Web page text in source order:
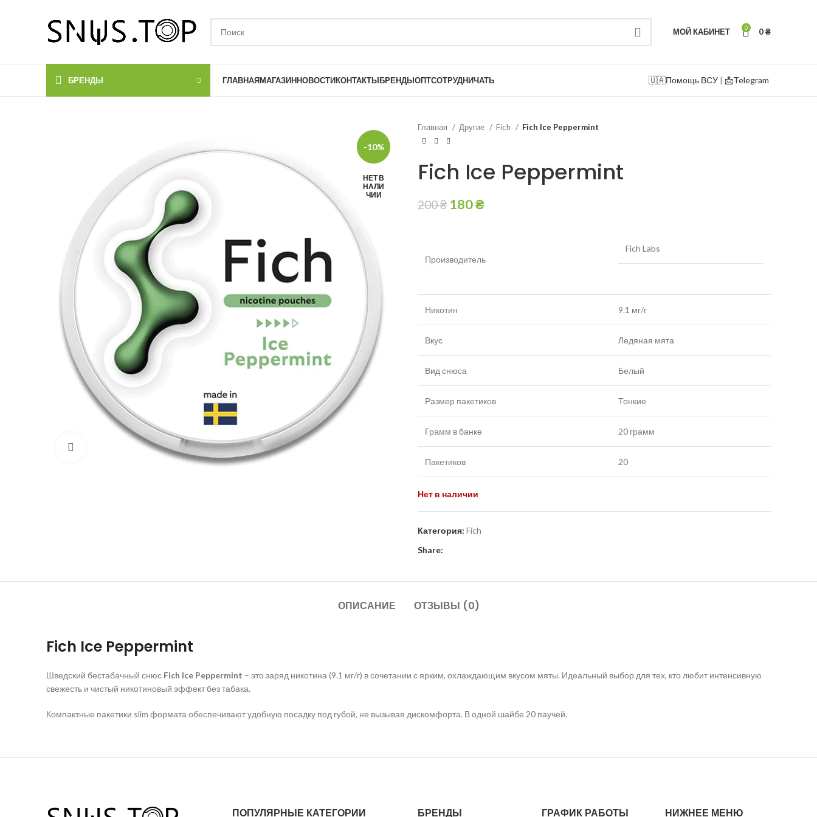
МОЙ КАБИНЕТ 0 0₴
БРЕНДЫ ГЛАВНАЯМАГАЗИННОВОСТИКОНТАКТЫБРЕНДЫОПТСОТРУДНИЧАТЬ 🇺🇦Помощь ВСУ | 📩Telegram
-10%
НЕТ В
НАЛИ
ЧИИ
Главная Другие Fich Fich Ice Peppermint
Fich Ice Peppermint
200₴ 180₴
Производитель
Fich Labs
Никотин 9.1 мг/г
Вкус Ледяная мята
Вид снюса Белый
Размер пакетиков Тонкие
Грамм в банке 20 грамм
Пакетиков 20
Нет в наличии
Категория: Fich
Share:
ОПИСАНИЕ ОТЗЫВЫ (0)
Fich Ice Peppermint
Шведский бестабачный снюс Fich Ice Peppermint – это заряд никотина (9.1 мг/г) в сочетании с ярким, охлаждающим вкусом мяты. Идеальный выбор для тех, кто любит интенсивную
свежесть и чистый никотиновый эффект без табака.
Компактные пакетики slim формата обеспечивают удобную посадку под губой, не вызывая дискомфорта. В одной шайбе 20 паучей.
ПОПУЛЯРНЫЕ КАТЕГОРИИ БРЕНДЫ ГРАФИК РАБОТЫ НИЖНЕЕ МЕНЮ